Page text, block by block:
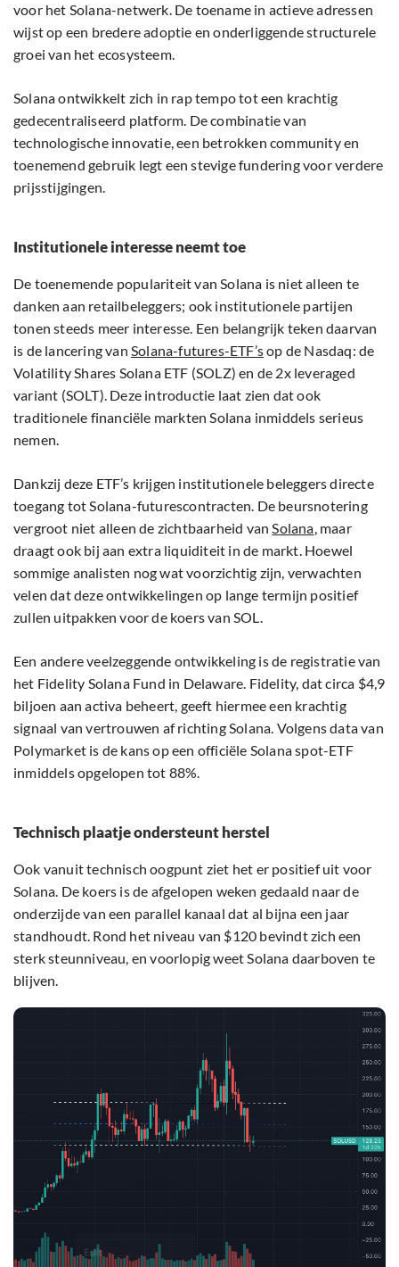
voor het Solana-netwerk. De toename in actieve adressen
wijst op een bredere adoptie en onderliggende structurele
groei van het ecosysteem.
Solana ontwikkelt zich in rap tempo tot een krachtig
gedecentraliseerd platform. De combinatie van
technologische innovatie, een betrokken community en
toenemend gebruik legt een stevige fundering voor verdere
prijsstijgingen.
Institutionele interesse neemt toe
De toenemende populariteit van Solana is niet alleen te
danken aan retailbeleggers; ook institutionele partijen
tonen steeds meer interesse. Een belangrijk teken daarvan
is de lancering van Solana-futures-ETF’sop de Nasdaq: de
Volatility Shares Solana ETF (SOLZ) en de 2x leveraged
variant (SOLT). Deze introductie laat zien dat ook
traditionele financiële markten Solana inmiddels serieus
nemen.
Dankzij deze ETF’s krijgen institutionele beleggers directe
toegang tot Solana-futurescontracten. De beursnotering
vergroot niet alleen de zichtbaarheid vanSolana, maar
draagt ook bij aan extra liquiditeit in de markt. Hoewel
sommige analisten nog wat voorzichtig zijn, verwachten
velen dat deze ontwikkelingen op lange termijn positief
zullen uitpakken voor de koers van SOL.
Een andere veelzeggende ontwikkeling is de registratie van
het Fidelity Solana Fund in Delaware. Fidelity, dat circa $4,9
biljoen aan activa beheert, geeft hiermee een krachtig
signaal van vertrouwen af richting Solana. Volgens data van
Polymarket is de kans op een officiële Solana spot-ETF
inmiddels opgelopen tot 88%.
Technisch plaatje ondersteunt herstel
Ook vanuit technisch oogpunt ziet het er positief uit voor
Solana. De koers is de afgelopen weken gedaald naar de
onderzijde van een parallel kanaal dat al bijna een jaar
standhoudt. Rond het niveau van $120 bevindt zich een
sterk steunniveau, en voorlopig weet Solana daarboven te
blijven.